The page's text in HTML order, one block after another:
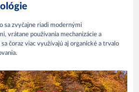
sa zvyčajne riadi modernými
vrátane používania mechanizácie a
čoraz viac využívajú aj organické a trvalo